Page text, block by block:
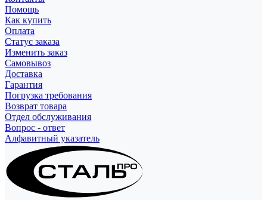
Помощь
Как купить
Оплата
Статус заказа
Изменить заказ
Самовывоз
Доставка
Гарантия
Погрузка требования
Возврат товара
Отдел обслуживания
Вопрос - ответ
Алфавитный указатель